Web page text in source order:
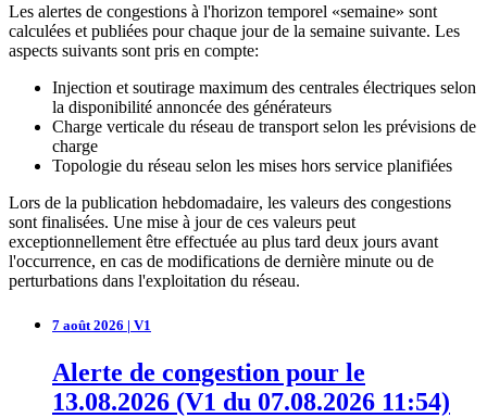
Les alertes de congestions à l'horizon temporel «semaine» sont
calculées et publiées pour chaque jour de la semaine suivante. Les
aspects suivants sont pris en compte:
Injection et soutirage maximum des centrales électriques selon
la disponibilité annoncée des générateurs
Charge verticale du réseau de transport selon les prévisions de
charge
Topologie du réseau selon les mises hors service planifiées
Lors de la publication hebdomadaire, les valeurs des congestions
sont finalisées. Une mise à jour de ces valeurs peut
exceptionnellement être effectuée au plus tard deux jours avant
l'occurrence, en cas de modifications de dernière minute ou de
perturbations dans l'exploitation du réseau.
7 août 2026 | V1
Alerte de congestion pour le
13.08.2026 (V1 du 07.08.2026 11:54)